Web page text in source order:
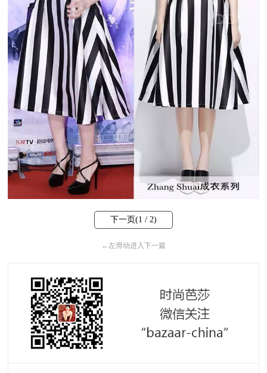
下一页(1 / 2)
← 左滑动进入下一篇